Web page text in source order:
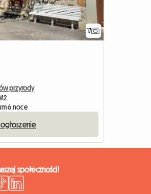
17
przyrody
6 noce
społeczności!